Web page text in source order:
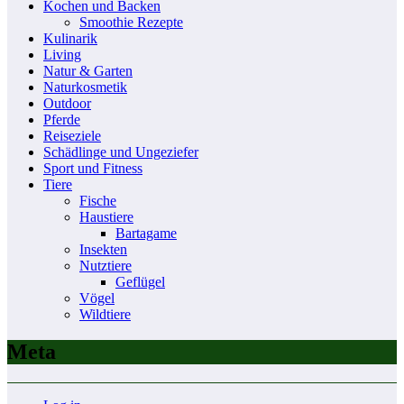
Kochen und Backen
Smoothie Rezepte
Kulinarik
Living
Natur & Garten
Naturkosmetik
Outdoor
Pferde
Reiseziele
Schädlinge und Ungeziefer
Sport und Fitness
Tiere
Fische
Haustiere
Bartagame
Insekten
Nutztiere
Geflügel
Vögel
Wildtiere
Meta